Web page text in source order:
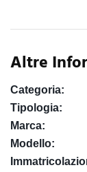
Altre
Categoria:
Tipologia:
Marca:
Modello: